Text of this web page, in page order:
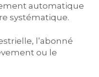
automatique
systématique.
l’abonné
ou le